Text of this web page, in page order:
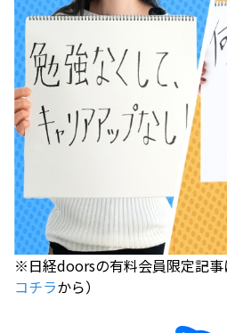
※日経doorsの有料会員限定記
コチラから）